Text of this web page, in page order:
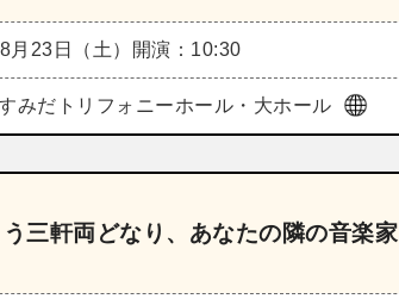
月23日（土） 開演：10:30
みだトリフォニーホール・大ホール
三軒両どなり、あなたの隣の音楽家